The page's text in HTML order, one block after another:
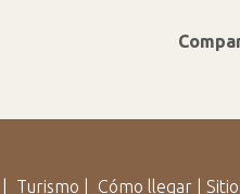
Turismo Cómo llegar